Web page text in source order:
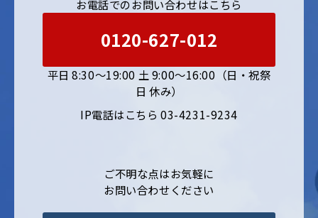
お電話でのお問い合わせはこちら
0120-627-012
平日 8:30〜19:00 土 9:00〜16:00（日・祝祭
日 休み）
IP電話はこちら 03-4231-9234
ご不明な点はお気軽に
お問い合わせください